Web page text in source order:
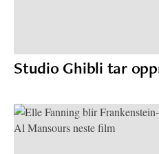
Studio Ghibli tar